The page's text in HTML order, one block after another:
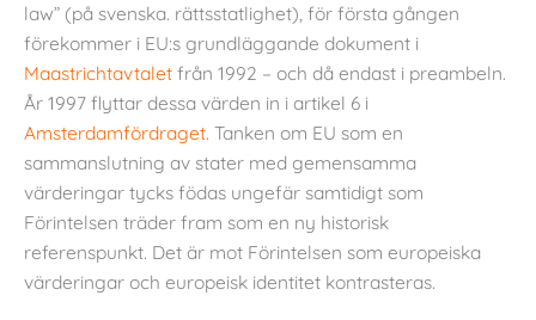
law” (på svenska. rättsstatlighet), för första gången
förekommer i EU:s grundläggande dokument i
Maastrichtavtalet från 1992 – och då endast i preambeln.
År 1997 flyttar dessa värden in i artikel 6 i
Amsterdamfördraget. Tanken om EU som en
sammanslutning av stater med gemensamma
värderingar tycks födas ungefär samtidigt som
Förintelsen träder fram som en ny historisk
referenspunkt. Det är mot Förintelsen som europeiska
värderingar och europeisk identitet kontrasteras.